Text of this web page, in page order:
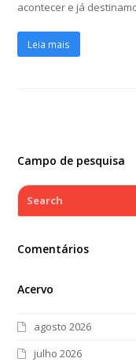
acontecer e já
Leia mais
Campo de pesquisa
Search
Comentários
Acervo
agosto 2026
julho 2026